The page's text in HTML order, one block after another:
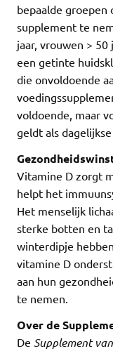
bepaalde groepen
supplement te
jaar, vrouwen > 50
een getinte
die onvoldoende
voldoende, maar
geldt als
Vitamine D zorgt
helpt het
Het menselijk
sterke botten en
winterdipje
vitamine D
aan hun
te nemen.
Over de
De Supplement